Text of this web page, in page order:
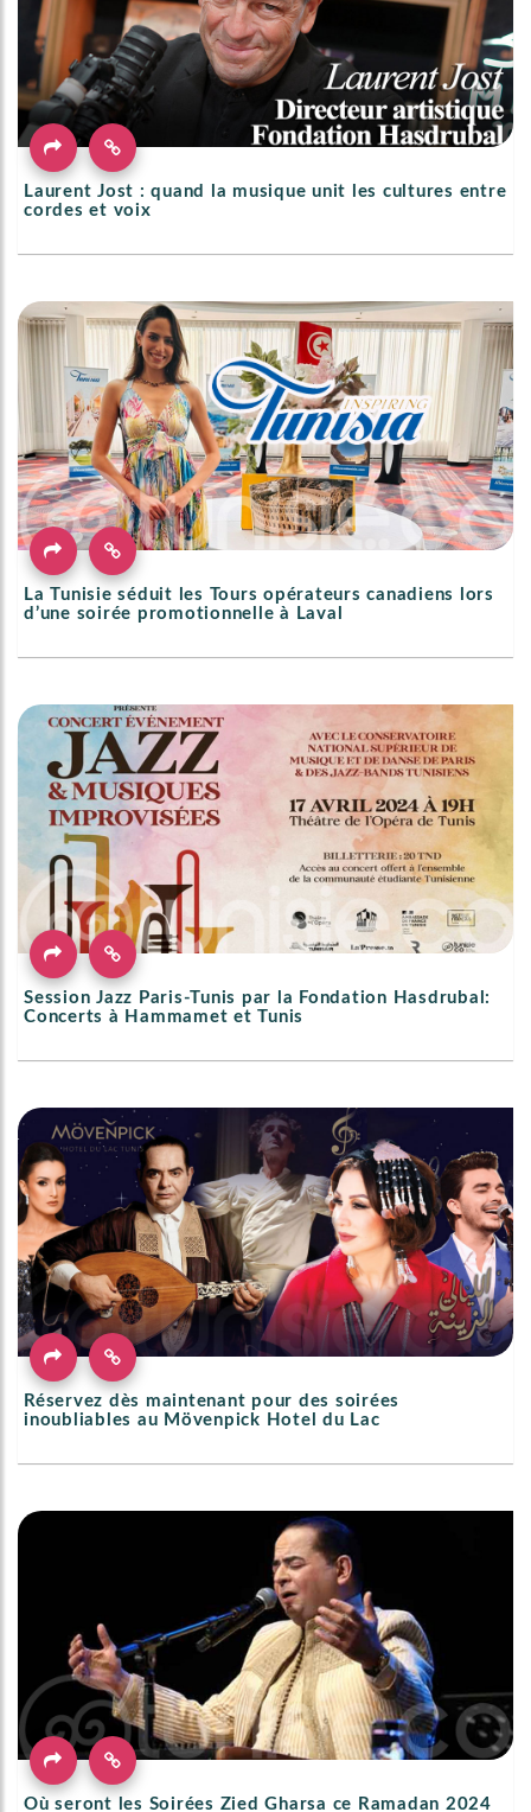
Laurent Jost : quand la musique unit les cultures entre
cordes et voix
La Tunisie séduit les Tours opérateurs canadiens lors
d’une soirée promotionnelle à Laval
Session Jazz Paris-Tunis par la Fondation Hasdrubal:
Concerts à Hammamet et Tunis
Réservez dès maintenant pour des soirées
inoubliables au Mövenpick Hotel du Lac
Où seront les Soirées Zied Gharsa ce Ramadan 2024